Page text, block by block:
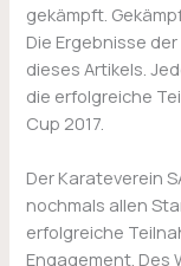
gekämpft.
Die Ergebnisse
dieses Artikels.
die erfolgreiche
Cup 2017.
Der Karateverein
nochmals allen
erfolgreiche
Engagement. Des